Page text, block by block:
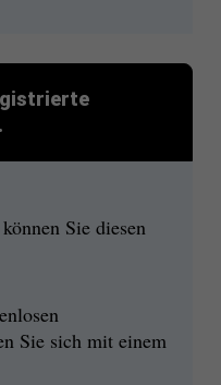
Sie diesen
Sie sich mit einem